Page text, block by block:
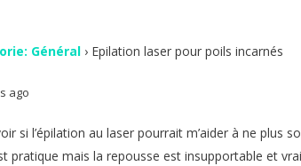
Vos avis
Contact
Général › Epilation laser pour poils incarnés
ago
si l’épilation au laser pourrait m’aider à ne plus
pratique mais la repousse est insupportable et